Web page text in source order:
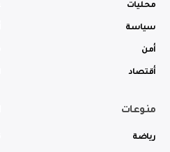
محليات
سياسة
أمن
أقتصاد
منوعات
رياضة